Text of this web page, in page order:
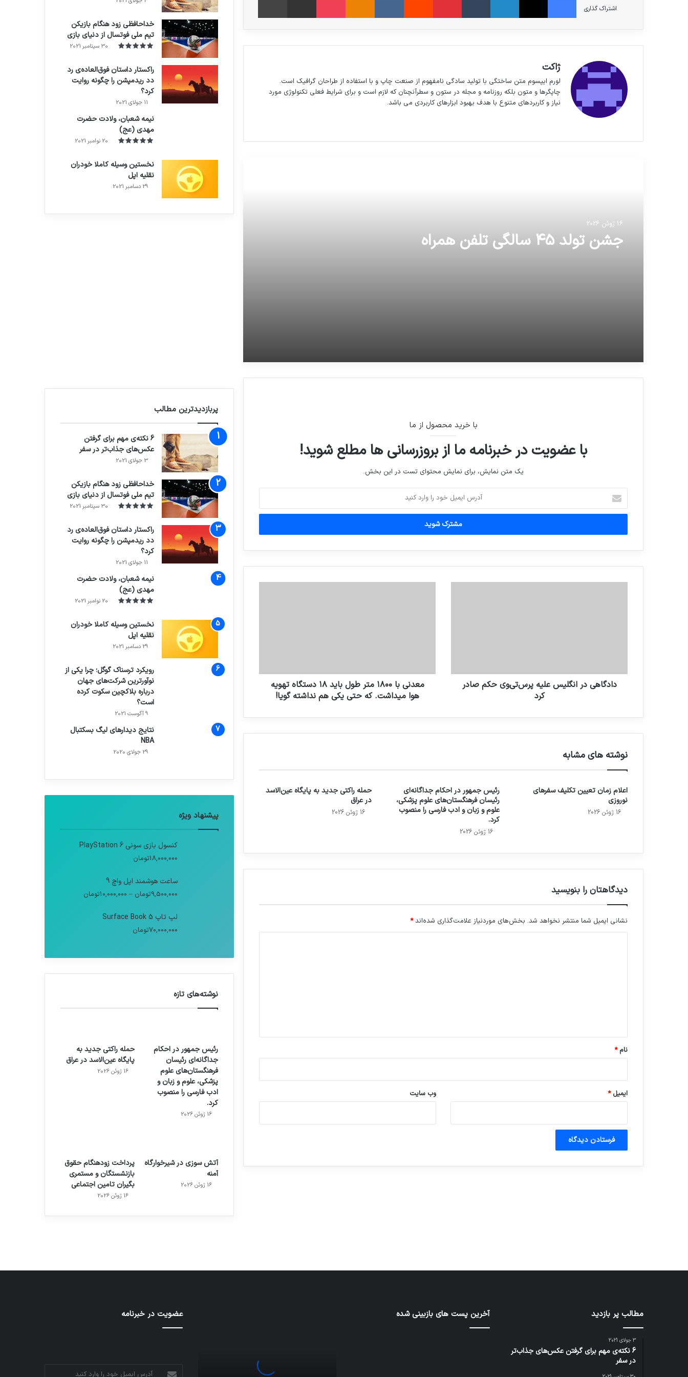
اشتراک گذاری
ژاکت
لورم ایپسوم متن ساختگی با تولید سادگی نامفهوم از صنعت چاپ و با استفاده از طراحان گرافیک است.
چاپگرها و متون بلکه روزنامه و مجله در ستون و سطرآنچنان که لازم است و برای شرایط فعلی تکنولوژی مورد
نیاز و کاربردهای متنوع با هدف بهبود ابزارهای کاربردی می باشد.
16 ژوئن 2026
جشن تولد ۴۵ سالگی تلفن همراه
جشن تولد ۴۵ سالگی تلفن همراه
با خرید محصول از ما
با عضویت در خبرنامه ما از بروزرسانی ها مطلع شوید!
یک متن نمایش، برای نمایش محتوای تست در این بخش.
آدرس
ایمیل
خود
وارد
دادگاهی در انگلیس علیه پرس‌تی‌وی حکم صادر
کرد
معدني با ١٨٠٠ متر طول بايد ١٨ دستگاه تهويه
هوا ميداشت. كه حتي يكي هم نداشته گویا!
نوشته های مشابه
اعلام زمان تعیین تکلیف سفرهای
نوروزی
16 ژوئن 2026
رئیس جمهور در احکام جداگانه‌ای
رئیسان فرهنگستان‌های علوم پزشکی،
علوم و زبان و ادب فارسی را منصوب
کرد.
16 ژوئن 2026
حمله راکتی جدید به پایگاه عین‌الاسد
در عراق
16 ژوئن 2026
دیدگاهتان را بنویسید
نشانی ایمیل شما منتشر نخواهد شد. بخش‌های موردنیاز علامت‌گذاری شده‌اند*
نام*
ایمیل* وب‌ سایت
71%
خداحافظی زود هنگام بازیکن
تیم ملی فوتسال از دنیای بازی
30 سپتامبر 2021
راکستار داستان فوق‌العاده‌ی رد
دد ریدمپشن را چگونه روایت
کرد؟
11 جولای 2021
نیمه شعبان، ولادت حضرت
مهدی (عج)
20 نوامبر 2021
نخستین وسیله کاملا خودران
نقلیه اپل
29 دسامبر 2021
پربازدیدترین مطالب
71%
6 نکته‌ی مهم برای گرفتن
عکس‌های جذاب‌تر در سفر
3 جولای 2021
خداحافظی زود هنگام بازیکن
تیم ملی فوتسال از دنیای بازی
30 سپتامبر 2021
راکستار داستان فوق‌العاده‌ی رد
دد ریدمپشن را چگونه روایت
کرد؟
11 جولای 2021
نیمه شعبان، ولادت حضرت
مهدی (عج)
20 نوامبر 2021
نخستین وسیله کاملا خودران
نقلیه اپل
29 دسامبر 2021
رویکرد ترسناک گوگل؛ چرا یکی از
نوآورترین شرکت‌های جهان
درباره بلاکچین سکوت کرده
است؟
9 آگوست 2021
نتایج دیدار‌های لیگ بسکتبال
NBA
29 جولای 2020
پیشنهاد ویژه
کنسول بازی سونی PlayStation 6
18,000,000تومان
ساعت هوشمند اپل واچ 9
9,500,000تومان –
10,000,000تومان
لپ تاپ Surface Book 5
70,000,000تومان
نوشته‌های تازه
رئیس جمهور در احکام
جداگانه‌ای رئیسان
فرهنگستان‌های علوم
پزشکی، علوم و زبان و
ادب فارسی را منصوب
کرد.
16 ژوئن 2026
حمله راکتی جدید به
پایگاه عین‌الاسد در عراق
16 ژوئن 2026
آتش سوزی در شیرخوارگاه
آمنه
16 ژوئن 2026
پرداخت زودهنگام حقوق
بازنشستگان و مستمری
بگیران تامین اجتماعی
16 ژوئن 2026
هدفون های 2023
مطالب پر بازدید
3 جولای 2021
6 نکته‌ی مهم برای گرفتن عکس‌های جذاب‌تر
در سفر
آخرین پست های بازبینی شده عضویت در خبرنامه
آدرس